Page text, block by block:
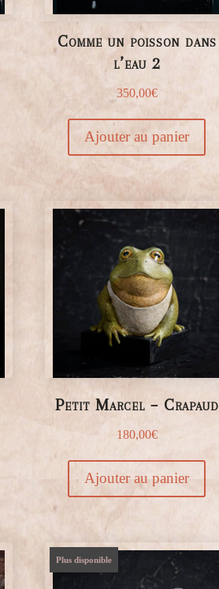
Comme un poisson dans
l’eau 2
350,00€
Ajouter au panier
Petit Marcel – Crapaud
180,00€
Ajouter au panier
Plus disponible